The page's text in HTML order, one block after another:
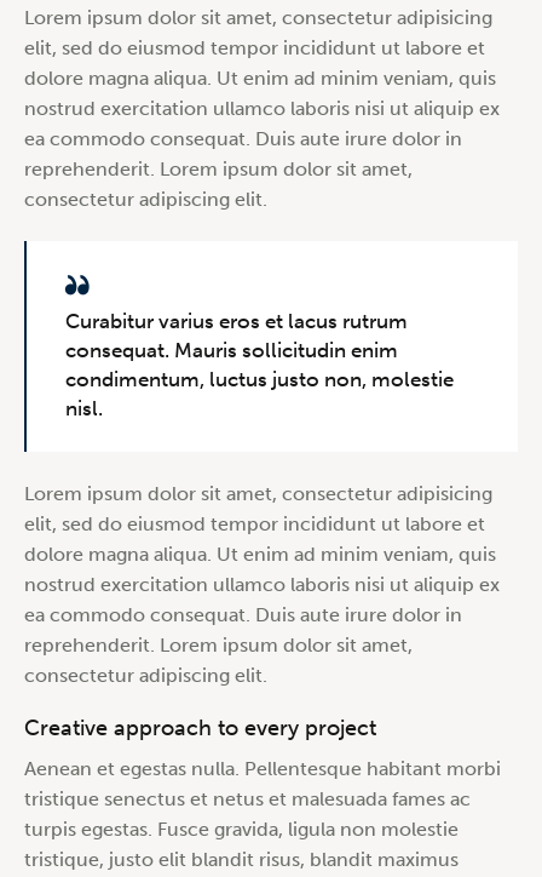
Lorem ipsum dolor sit amet, consectetur adipisicing
elit, sed do eiusmod tempor incididunt ut labore et
dolore magna aliqua. Ut enim ad minim veniam, quis
nostrud exercitation ullamco laboris nisi ut aliquip ex
ea commodo consequat. Duis aute irure dolor in
reprehenderit. Lorem ipsum dolor sit amet,
consectetur adipiscing elit.
Curabitur varius eros et lacus rutrum
consequat. Mauris sollicitudin enim
condimentum, luctus justo non, molestie
nisl.
Lorem ipsum dolor sit amet, consectetur adipisicing
elit, sed do eiusmod tempor incididunt ut labore et
dolore magna aliqua. Ut enim ad minim veniam, quis
nostrud exercitation ullamco laboris nisi ut aliquip ex
ea commodo consequat. Duis aute irure dolor in
reprehenderit. Lorem ipsum dolor sit amet,
consectetur adipiscing elit.
Creative approach to every project
Aenean et egestas nulla. Pellentesque habitant morbi
tristique senectus et netus et malesuada fames ac
turpis egestas. Fusce gravida, ligula non molestie
tristique, justo elit blandit risus, blandit maximus